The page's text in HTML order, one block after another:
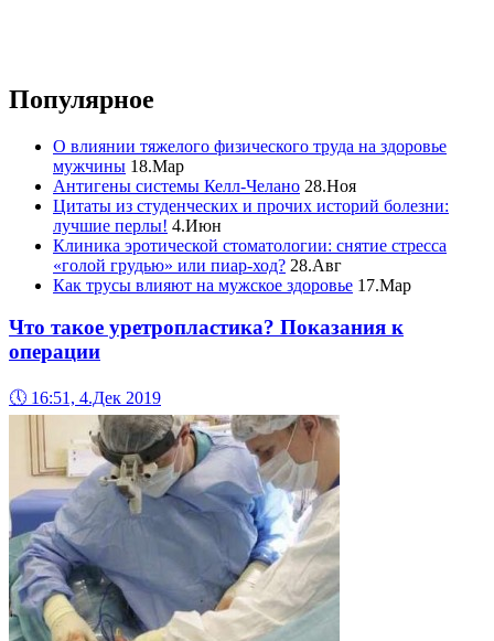
Популярное
О влиянии тяжелого физического труда на здоровье
мужчины 18.Мар
Антигены системы Келл-Челано 28.Ноя
Цитаты из студенческих и прочих историй болезни:
лучшие перлы! 4.Июн
Клиника эротической стоматологии: снятие стресса
«голой грудью» или пиар-ход? 28.Авг
Как трусы влияют на мужское здоровье 17.Мар
Что такое уретропластика? Показания к
операции
🕔 16:51, 4.Дек 2019